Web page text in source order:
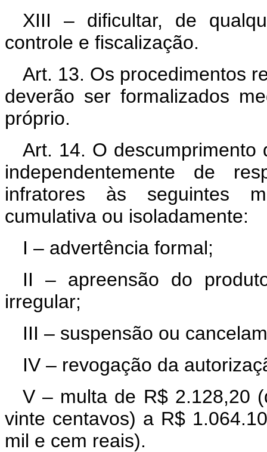
XIII – dificultar, de
controle e fiscalização.
Art. 13. Os procedimentos
deverão ser formalizados
próprio.
Art. 14. O descumprimento
independentemente de
infratores às seguintes
cumulativa ou isoladamente:
I – advertência formal;
II – apreensão do
irregular;
III – suspensão ou
IV – revogação da
V – multa de R$ 2.128,20
vinte centavos) a R$
mil e cem reais).